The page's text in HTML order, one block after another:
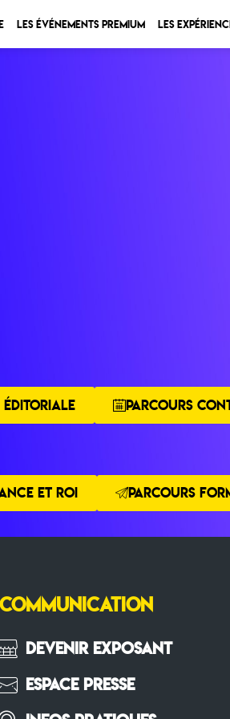
Les Événements Premium Les
ÉDITORIALE PARCOURS
ET ROI PARCOURS
COMMUNICATION
Devenir Exposant
Espace Presse